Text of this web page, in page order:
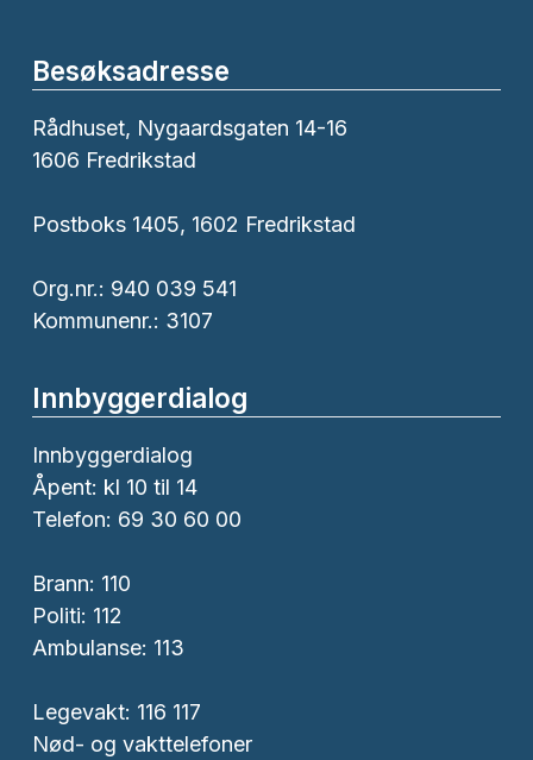
Besøksadresse
Rådhuset, Nygaardsgaten 14-16
1606 Fredrikstad
Postboks 1405, 1602 Fredrikstad
Org.nr.: 940 039 541
Kommunenr.: 3107
Innbyggerdialog
Innbyggerdialog
Åpent: kl 10 til 14
Telefon: 69 30 60 00
Brann: 110
Politi: 112
Ambulanse: 113
Legevakt: 116 117
Nød- og vakttelefoner